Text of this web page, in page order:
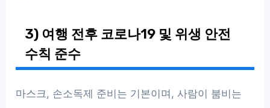
3) 여행 전후 코로나19 및 위생 안전
수칙 준수
마스크, 손소독제 준비는 기본이며, 사람이 붐비는